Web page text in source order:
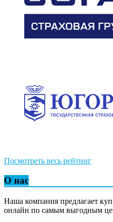
Посмотреть весь рейтинг
О нас
Наша компания предлагает
онлайн по самым выгодным